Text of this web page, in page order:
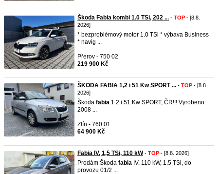
Škoda Fabia kombi 1.0 TSi, 202 ... - TOP - [8.8.
2026]
* bezproblémový motor 1.0 TSi * výbava Business
* navig ...
Přerov - 750 02
219 900 Kč
ŠKODA FABIA 1,2 i 51 Kw SPORT ... - TOP - [8.8.
2026]
Škoda fabia 1.2 i 51 Kw SPORT, ČR!!! Vyrobeno:
2008 ...
Zlín - 760 01
64 900 Kč
Fabia IV, 1,5 TSi, 110 kW- TOP - [8.8. 2026]
Prodám Škoda fabia IV, 110 kW, 1.5 TSi, do
provozu 01/2 ...